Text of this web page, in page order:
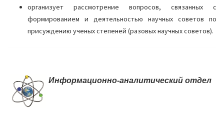
организует рассмотрение вопросов, связанных с
формированием и деятельностью научных советов по
присуждению ученых степеней (разовых научных советов).
Информационно-аналитический отдел